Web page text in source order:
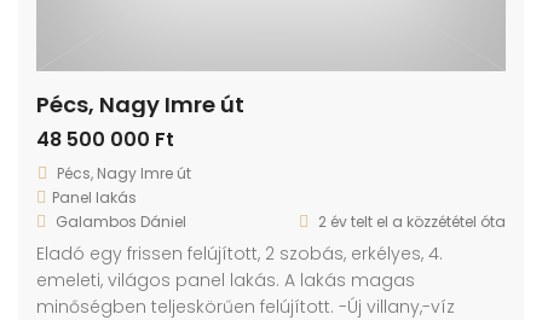
Pécs, Nagy Imre út
48 500 000 Ft
Pécs, Nagy Imre út
Panel lakás
Galambos Dániel
2 év telt el a közzététel óta
Eladó egy frissen felújított, 2 szobás, erkélyes, 4.
emeleti, világos panel lakás. A lakás magas
minőségben teljeskörűen felújított. -Új villany,-víz